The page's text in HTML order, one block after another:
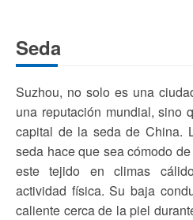
Seda
Suzhou, no solo es una
una reputación mundial, sino
capital de la seda de China.
seda hace que sea cómodo
este tejido en climas
actividad física. Su baja
caliente cerca de la piel